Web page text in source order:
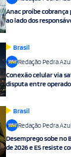
Anac proíbe cobrança
ao lado dos
Brasil
Redação Pedra
Conexão celular via
disputa entre
Brasil
Redação Pedra
Desemprego sobe no
de 2026 e ES resiste